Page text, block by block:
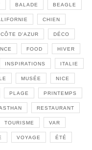
BALADE BEAGLE
CHIEN
CÔTE D'AZUR DÉCO
FOOD HIVER
INSPIRATIONS ITALIE
MUSÉE NICE
PLAGE PRINTEMPS
RESTAURANT
TOURISME VAR
VOYAGE ÉTÉ